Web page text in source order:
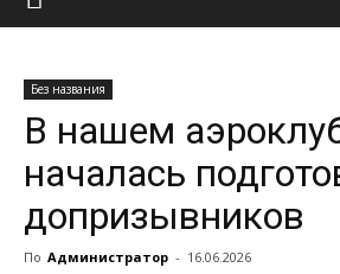
Без названия
В нашем
началась
допризывников
По Администратор - 16.06.2026